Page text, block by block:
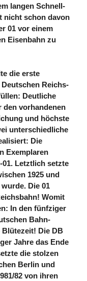
langen Schnell­
nicht schon davon
01 vor einem
Eisenbahn zu
die erste
Deutschen Reichs­
Deutliche
den vorhandenen
und höchste
unterschiedliche
Die
Exemplaren
Letztlich setzte
1925 und
Die 01
Womit
In den fünfziger
Bahn­
Die DB
Jahre das Ende
die stolzen
Berlin und
82 von ihren